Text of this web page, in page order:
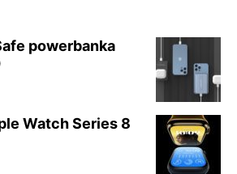
powerbanka
Watch Series 8